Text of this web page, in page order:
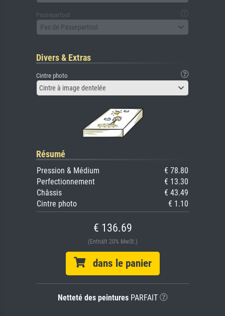
Passepartout
Pas de Passepartout
Divers & Extras
Cintre photo
Cintre à image dentelée
Résumé
Pression & Médium
€ 78.80
Perfectionnement
€ 13.30
Châssis
€ 43.49
Cintre photo
€ 1.10
€ 136.69
(Enthält 20% MwSt.)
dans le panier
Netteté des peinturesPARFAIT